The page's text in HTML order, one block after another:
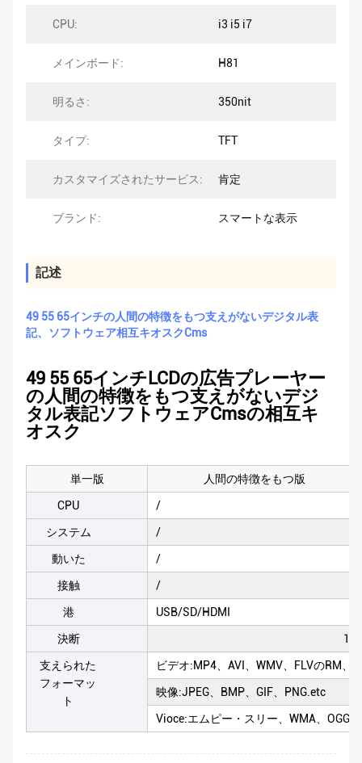
CPU: i3 i5 i7
メインボード: H81
明るさ: 350nit
タイプ: TFT
カスタマイズされたサービス: 肯定
ブランド: スマートな表示
記述
49 55 65インチの人間の特徴をもつ支えがないデジタル表
記、ソフトウェア相互キオスクCms
49 55 65インチLCDの広告プレーヤー
の人間の特徴をもつ支えがないデジ
タル表記ソフトウェアCmsの相互キ
オスク
単一版 人間の特徴をもつ版
CPU /
システム /
動いた /
接触 /
港 USB/SD/HDMI
決断
支えられた
フォーマッ
ト
ビデオ:MP4、AVI、WMV、FLVのRM、
映像:JPEG、BMP、GIF、PNG.etc
Vioce:エムピー・スリー、WMA、OGG